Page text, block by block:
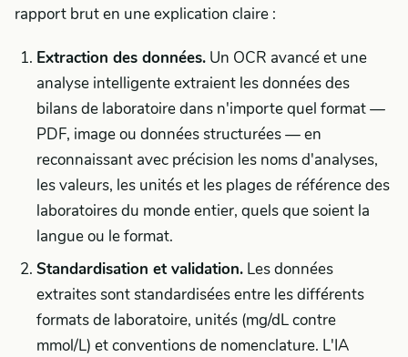
rapport brut en une explication claire :
Extraction des données. Un OCR avancé et une
analyse intelligente extraient les données des
bilans de laboratoire dans n'importe quel format —
PDF, image ou données structurées — en
reconnaissant avec précision les noms d'analyses,
les valeurs, les unités et les plages de référence des
laboratoires du monde entier, quels que soient la
langue ou le format.
Standardisation et validation. Les données
extraites sont standardisées entre les différents
formats de laboratoire, unités (mg/dL contre
mmol/L) et conventions de nomenclature. L'IA